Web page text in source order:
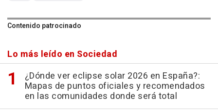
Contenido patrocinado
Lo más leído en Sociedad
¿Dónde ver eclipse solar 2026 en España?:
Mapas de puntos oficiales y recomendados
en las comunidades donde será total